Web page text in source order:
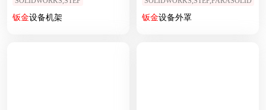
钣金设备机架 钣金设备外罩